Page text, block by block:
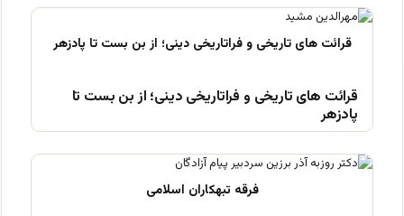
قرائت های تاریخی و فراتاریخی دینی؛ از بن بست تا
پادزهر